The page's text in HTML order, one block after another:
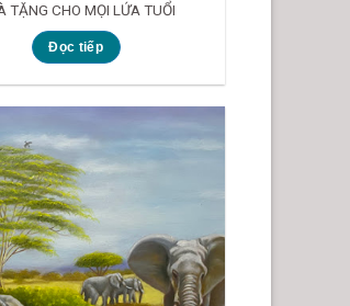
TẶNG CHO MỌI LỨA TUỔI
Đọc tiếp